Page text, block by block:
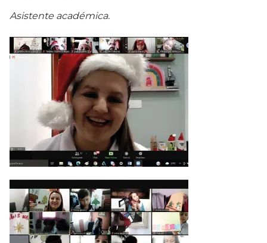
Asistente académica.